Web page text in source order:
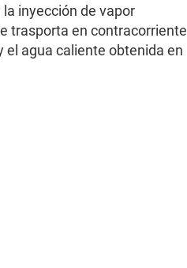
inyección de vapor
trasporta en contracorriente
el agua caliente obtenida en